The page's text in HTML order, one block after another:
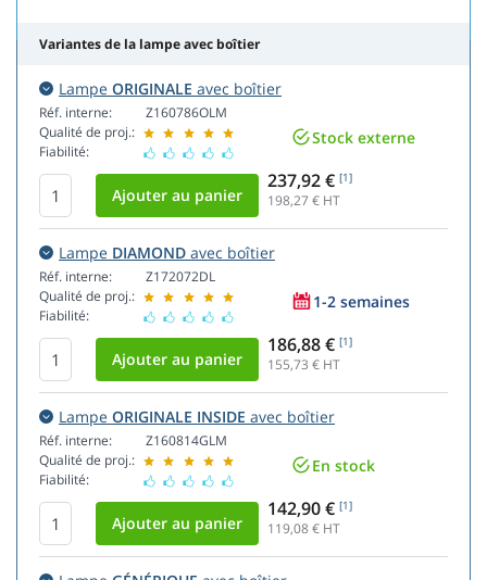
Variantes de la lampe avec boîtier
Lampe ORIGINALE avec boîtier
Réf. interne:
Qualité de proj.:
Fiabilité:
Z160786OLM
Stock externe
237,92 € [1]
198,27 € HT
Lampe DIAMOND avec boîtier
Réf. interne:
Qualité de proj.:
Fiabilité:
Z172072DL
1-2 semaines
186,88 € [1]
155,73 € HT
Lampe ORIGINALE INSIDE avec boîtier
Réf. interne:
Qualité de proj.:
Fiabilité:
Z160814GLM
En stock
142,90 € [1]
119,08€ HT